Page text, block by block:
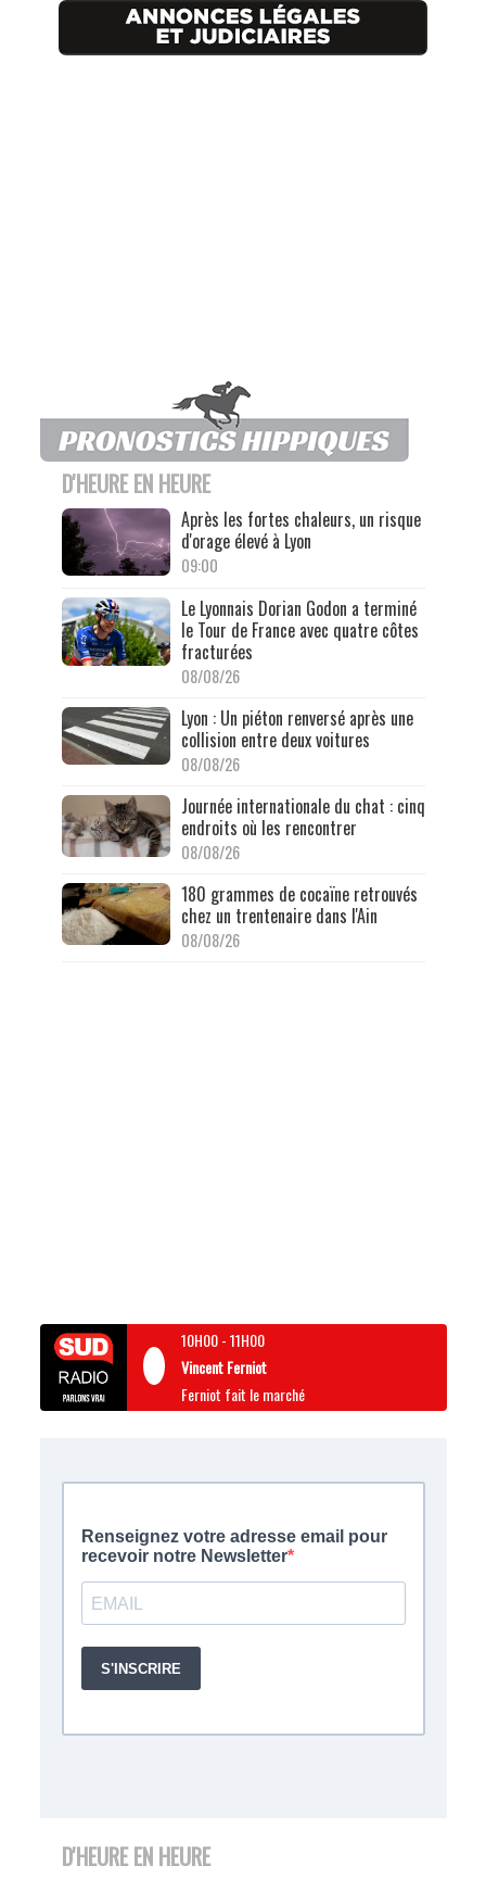
D'HEURE EN HEURE
Après les fortes chaleurs, un risque
d'orage élevé à Lyon
09:00
Le Lyonnais Dorian Godon a terminé
le Tour de France avec quatre côtes
fracturées
08/08/26
Lyon : Un piéton renversé après une
collision entre deux voitures
08/08/26
Journée internationale du chat : cinq
endroits où les rencontrer
08/08/26
180 grammes de cocaïne retrouvés
chez un trentenaire dans l'Ain
08/08/26
10H00-11H00
Vincent Ferniot
Ferniot fait le marché
D'HEURE EN HEURE